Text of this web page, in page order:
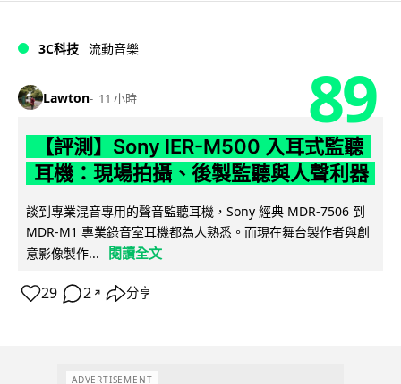
3C科技 流動音樂
Lawton 11 小時 89
【評測】Sony IER-M500 入耳式監聽
耳機：現場拍攝、後製監聽與人聲利器
談到專業混音專用的聲音監聽耳機，Sony 經典 MDR-7506 到
MDR-M1 專業錄音室耳機都為人熟悉。而現在舞台製作者與創
意影像製作...
閱讀全文
29 2 ↗ 分享
ADVERTISEMENT